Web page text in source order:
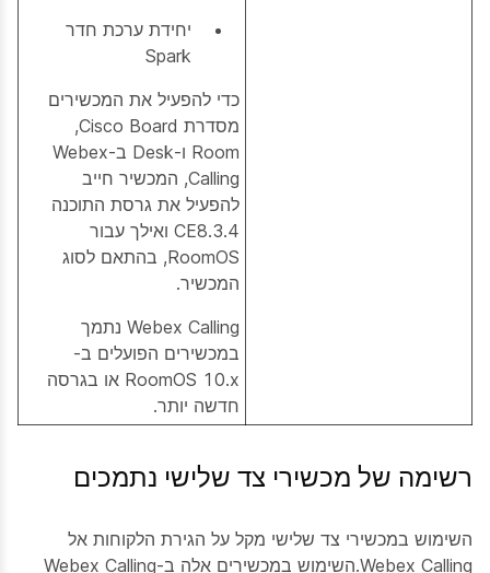
יחידת ערכת חדר
Spark
כדי להפעיל את המכשירים
מסדרת Cisco Board‏,
Room ו-Desk ב-Webex
Calling, המכשיר חייב
להפעיל את גרסת התוכנה
CE8.3.4 ואילך עבור
RoomOS, בהתאם לסוג
המכשיר.
Webex Calling נתמך
במכשירים הפועלים ב-
RoomOS 10.x או בגרסה
חדשה יותר.
רשימה של מכשירי צד שלישי נתמכים
השימוש במכשירי צד שלישי מקל על הגירת הלקוחות אל
Webex Calling.השימוש במכשירים אלה ב-Webex Calling